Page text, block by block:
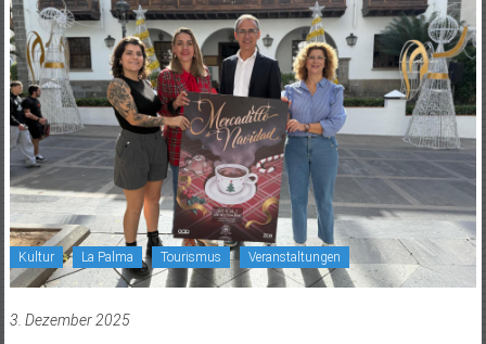
Kultur La Palma Tourismus Veranstaltungen
3. Dezember 2025